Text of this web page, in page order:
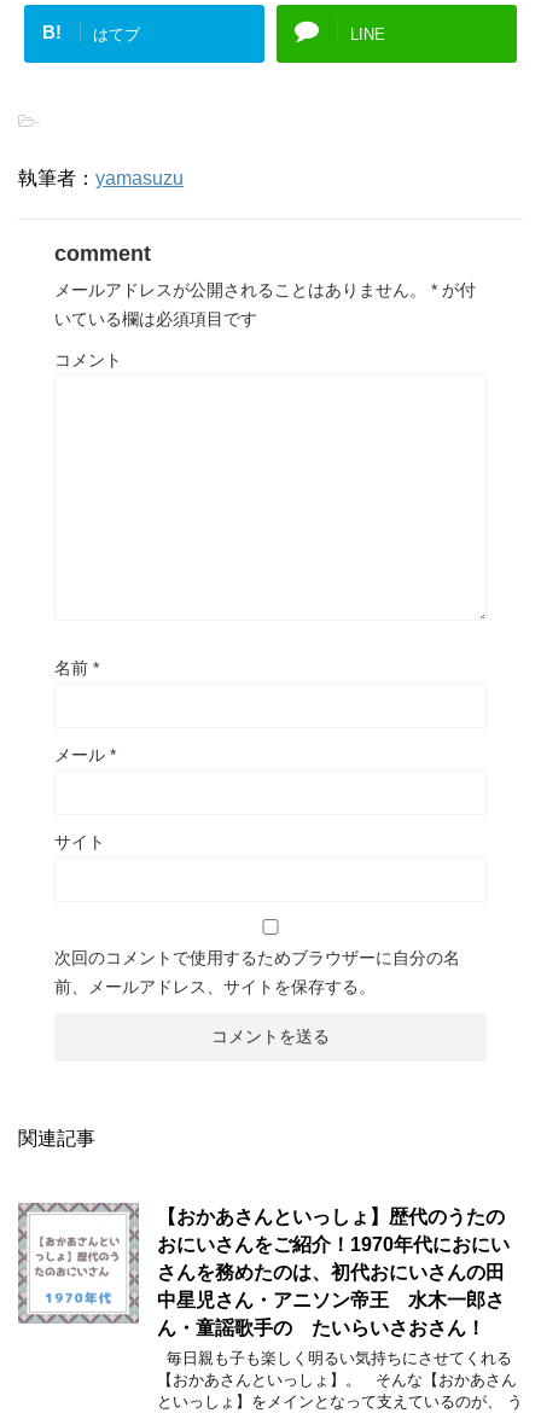
B! はてブ LINE
-
執筆者： yamasuzu
comment
メールアドレスが公開されることはありません。 * が付
いている欄は必須項目です
コメント
名前 *
メール *
サイト
次回のコメントで使用するためブラウザーに自分の名
前、メールアドレス、サイトを保存する。
関連記事
【おかあさんといっしょ】歴代のうたの
おにいさんをご紹介！1970年代におにい
さんを務めたのは、初代おにいさんの田
中星児さん・アニソン帝王 水木一郎さ
ん・童謡歌手の たいらいさおさん！
毎日親も子も楽しく明るい気持ちにさせてくれる
【おかあさんといっしょ】。 そんな【おかあさん
といっしょ】をメインとなって支えているのが、 う